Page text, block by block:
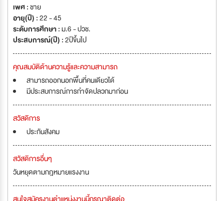
เพศ :ชาย
อายุ(ปี) :22 - 45
ระดับการศึกษา :ม.6 - ปวช.
ประสบการณ์(ปี) :2ปีขึ้นไป
คุณสมบัติด้านความรู้และความสามารถ
สามารถออกนอกพื้นที่คนเดียวได้
มีประสบการณ์การกำจัดปลวกมาก่อน
สวัสดิการ
ประกันสังคม
สวัสดิการอื่นๆ
วันหยุดตามกฎหมายแรงงาน